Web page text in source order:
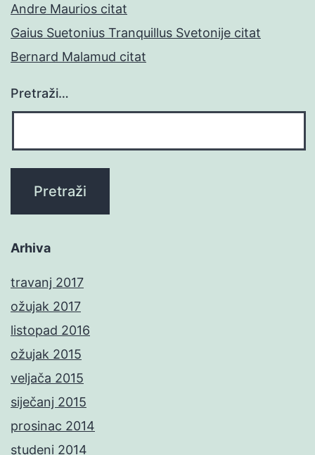
Andre Maurios citat
Gaius Suetonius Tranquillus Svetonije citat
Bernard Malamud citat
Pretraži…
Arhiva
travanj 2017
ožujak 2017
listopad 2016
ožujak 2015
veljača 2015
siječanj 2015
prosinac 2014
studeni 2014